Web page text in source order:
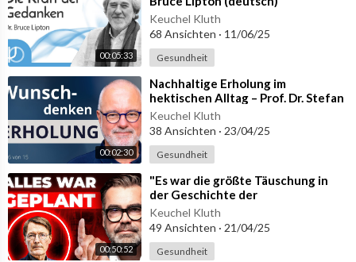
wikiSana: https://www.wikisana.ch/
Registration:https://www.wikisana.ch/ auth/registrieren
▬ Abonniere uns ▬▬▬▬▬▬▬▬▬▬▬▬▬▬
Werden Sie jetzt Kanalmitglied:https://www.youtube.com/chan
ne....l/UCombGe_D0xJOAtLgK
Profitieren Sie von exklusiven Sendungen und unterstützen Sie
unsere Arbeit.
Unsere YouTube Kanäle:
https://www.youtube.com/channe....l/UCombGe_D0xJOAtLgK
https://www.youtube.com/channe....l/UC4InagVQ75US2EW8-
https://www.youtube.com/channe....l/UCmwKDjM_TuTWmdQ4
Z
00:05:33
Keuchel Kluth
68 Ansichten · 11/06/25
Gesundheit
00:02:30
⁣Nachhaltige Erholung im
hektischen Alltag – Prof. Dr. Stefan
Hockertz klärt auf!
Keuchel Kluth
38 Ansichten · 23/04/25
Gesundheit
00:50:52
⁣"Es war die größte Täuschung in
der Geschichte der
Bundesrepublik!" (Corona-
Detektiv packt
Keuchel Kluth
49 Ansichten · 21/04/25
Gesundheit